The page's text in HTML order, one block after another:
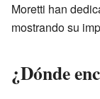
Moretti han
mostrando su
¿Dónde